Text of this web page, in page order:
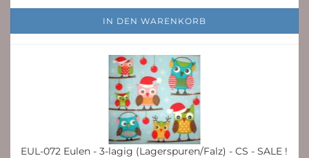
IN DEN WARENKORB
EUL-072 Eulen - 3-lagig (Lagerspuren/Falz) - CS - SALE !